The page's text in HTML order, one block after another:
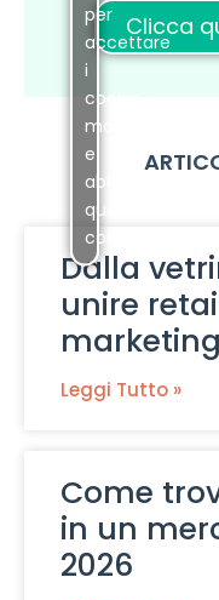
Clicca
per
accettare
i
cookie
marketing
e
abilitare
questo
contenuto
Dalla
unire
Leggi Tutto »
Come
in un
2026